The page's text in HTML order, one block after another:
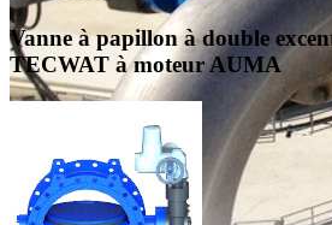
Vanne à papillon à double
TECWAT à moteur AUMA